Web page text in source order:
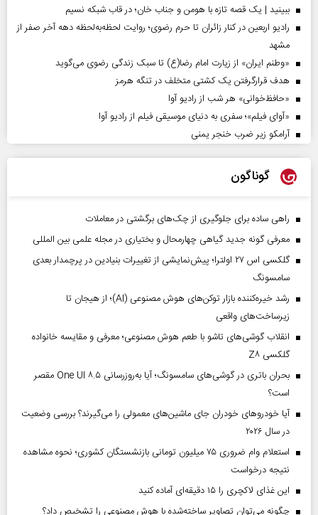
ببینید | یک قصه تازه با هومن و جناب‌ خان؛ در قاب شبکه نسیم
رادیو اربعین در کنار زائران تا حرم رضوی؛ روایت لحظه‌به‌لحظه دهه آخر صفر از
مشهد
«وطنم ایران» از زیارت امام رضا(ع) تا سبک زندگی رضوی می‌گوید
هدف قرارگرفتن یک کشتی متخلف در تنگه هرمز
«حافظ‌خوانی» هر شب از رادیو آوا
«آوای فیلم»؛ سفری به دنیای موسیقی فیلم از رادیو آوا
آرامکو زیر ضرب خنجر یمنی
گوناگون
راهی ساده برای جلوگیری از چک‌های برگشتی در معاملات
معرفی گونه جدید گیاهی چهارمحال و بختیاری در مجله علمی بین المللی
گلکسی اس ۲۷ اولترا؛ پیش‌نمایشی از تغییرات بنیادین در پرچمدار بعدی
سامسونگ
رشد خیره‌کننده بازار توکن‌های هوش مصنوعی (AI)؛ از هیجان تا
زیرساخت‌های واقعی
انقلاب گوشی‌های تاشو‌ با طعم هوش مصنوعی؛ معرفی و مقایسه خانواده
گلکسی Z۸
بحران باتری در گوشی‌های سامسونگ؛ آیا به‌روزرسانی One UI ۸.۵ مقصر
است؟
آیا خودروهای خودران جای ماشین‌های معمولی را می‌گیرند؟ بررسی وضعیت
در سال ۲۰۲۶
استعلام وام ضروری ۷۵ میلیون تومانی بازنشستگان کشوری؛ نحوه مشاهده
نتیجه درخواست
این غذای لاکچری را ۱۵ دقیقه‌ای آماده کنید
چگونه می‌توان تصاویر ساخته‌شده با هوش مصنوعی را تشخیص داد؟